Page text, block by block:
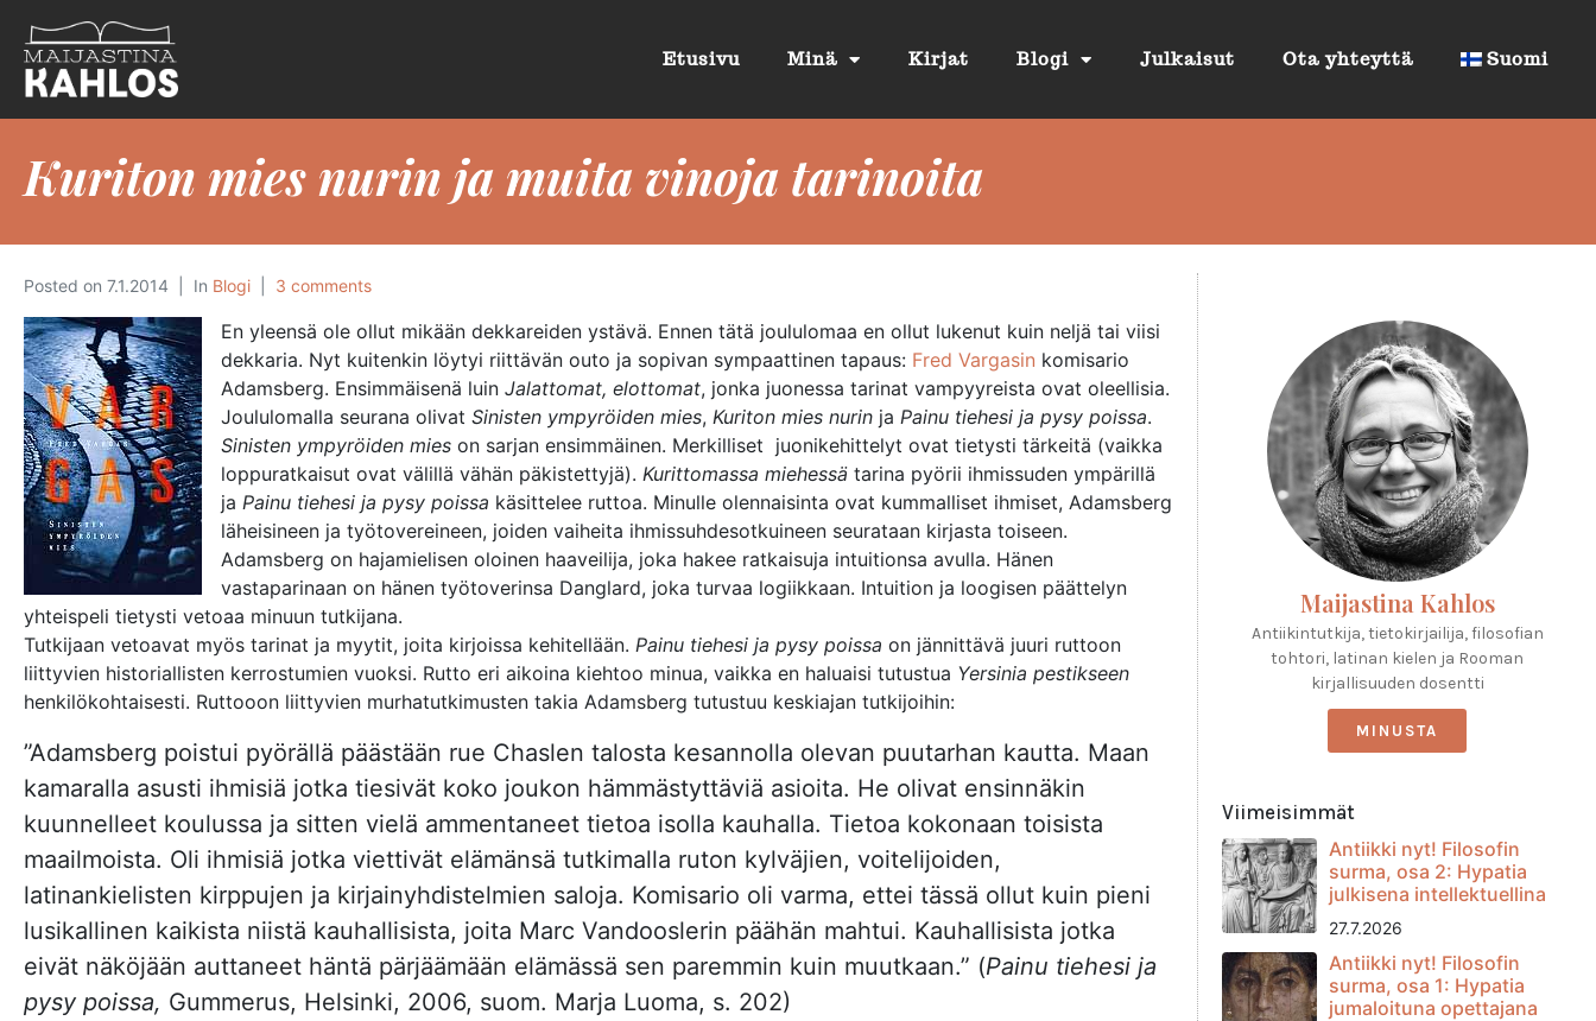
Etusivu Minä Kirjat Blogi Julkaisut Ota yhteyttä Suomi
Kuriton mies nurin ja muita vinoja tarinoita
Posted on 7.1.2014 In Blogi 3 comments
En yleensä ole ollut mikään dekkareiden ystävä. Ennen tätä joululomaa en ollut lukenut kuin neljä tai viisi
dekkaria. Nyt kuitenkin löytyi riittävän outo ja sopivan sympaattinen tapaus: Fred Vargasin komisario
Adamsberg. Ensimmäisenä luin Jalattomat, elottomat, jonka juonessa tarinat vampyyreista ovat oleellisia.
Joululomalla seurana olivat Sinisten ympyröiden mies, Kuriton mies nurin ja Painu tiehesi ja pysy poissa.
Sinisten ympyröiden mies on sarjan ensimmäinen. Merkilliset juonikehittelyt ovat tietysti tärkeitä (vaikka
loppuratkaisut ovat välillä vähän päkistettyjä). Kurittomassa miehessä tarina pyörii ihmissuden ympärillä
ja Painu tiehesi ja pysy poissa käsittelee ruttoa. Minulle olennaisinta ovat kummalliset ihmiset, Adamsberg
läheisineen ja työtovereineen, joiden vaiheita ihmissuhdesotkuineen seurataan kirjasta toiseen.
Adamsberg on hajamielisen oloinen haaveilija, joka hakee ratkaisuja intuitionsa avulla. Hänen
vastaparinaan on hänen työtoverinsa Danglard, joka turvaa logiikkaan. Intuition ja loogisen päättelyn
yhteispeli tietysti vetoaa minuun tutkijana.
Tutkijaan vetoavat myös tarinat ja myytit, joita kirjoissa kehitellään. Painu tiehesi ja pysy poissa on jännittävä juuri ruttoon
liittyvien historiallisten kerrostumien vuoksi. Rutto eri aikoina kiehtoo minua, vaikka en haluaisi tutustua Yersinia pestikseen
henkilökohtaisesti. Ruttooon liittyvien murhatutkimusten takia Adamsberg tutustuu keskiajan tutkijoihin:
”Adamsberg poistui pyörällä päästään rue Chaslen talosta kesannolla olevan puutarhan kautta. Maan
kamaralla asusti ihmisiä jotka tiesivät koko joukon hämmästyttäviä asioita. He olivat ensinnäkin
kuunnelleet koulussa ja sitten vielä ammentaneet tietoa isolla kauhalla. Tietoa kokonaan toisista
maailmoista. Oli ihmisiä jotka viettivät elämänsä tutkimalla ruton kylväjien, voitelijoiden,
latinankielisten kirppujen ja kirjainyhdistelmien saloja. Komisario oli varma, ettei tässä ollut kuin pieni
lusikallinen kaikista niistä kauhallisista, joita Marc Vandooslerin päähän mahtui. Kauhallisista jotka
eivät näköjään auttaneet häntä pärjäämään elämässä sen paremmin kuin muutkaan.” (Painu tiehesi ja
pysy poissa, Gummerus, Helsinki, 2006, suom. Marja Luoma, s. 202)
Maijastina Kahlos
Antiikintutkija, tietokirjailija, filosofian
tohtori, latinan kielen ja Rooman
kirjallisuuden dosentti
MINUSTA
Viimeisimmät
Antiikki nyt! Filosofin
surma, osa 2: Hypatia
julkisena intellektuellina
27.7.2026
Antiikki nyt! Filosofin
surma, osa 1: Hypatia
jumaloituna opettajana